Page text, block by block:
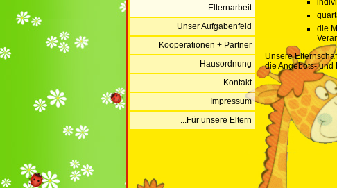
Elternarbeit
Unser Aufgabenfeld
Kooperationen + Partner
Hausordnung
Kontakt
Impressum
...Für unsere Eltern
die
Unsere
die Angebots- und